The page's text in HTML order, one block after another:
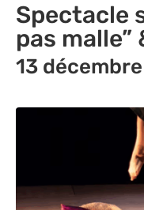
Spectacle
pas
13